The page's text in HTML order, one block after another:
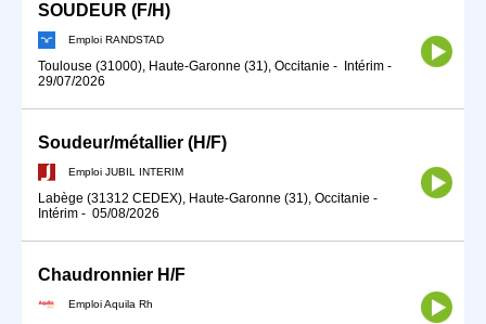
SOUDEUR (F/H)
Emploi RANDSTAD
Toulouse (31000), Haute-Garonne (31), Occitanie - Intérim -
29/07/2026
Soudeur/métallier (H/F)
Emploi JUBIL INTERIM
Labège (31312 CEDEX), Haute-Garonne (31), Occitanie -
Intérim - 05/08/2026
Chaudronnier H/F
Emploi Aquila Rh